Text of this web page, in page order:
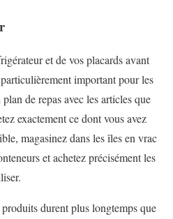
et de vos placards avant
important pour les
de repas avec les articles que
exactement ce dont vous avez
magasinez dans les îles en vrac
et achetez précisément les
durent plus longtemps que